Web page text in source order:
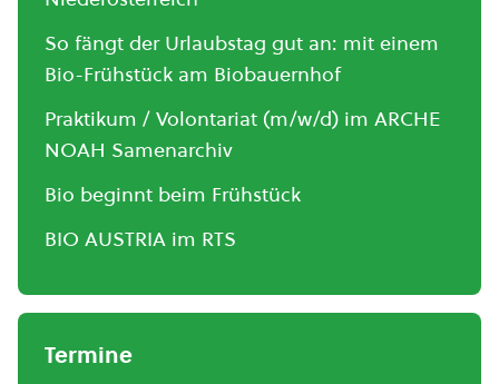
So fängt der Urlaubstag gut an: mit einem
Bio-Frühstück am Biobauernhof
Praktikum / Volontariat (m/w/d) im ARCHE
NOAH Samenarchiv
Bio beginnt beim Frühstück
BIO AUSTRIA im RTS
Termine